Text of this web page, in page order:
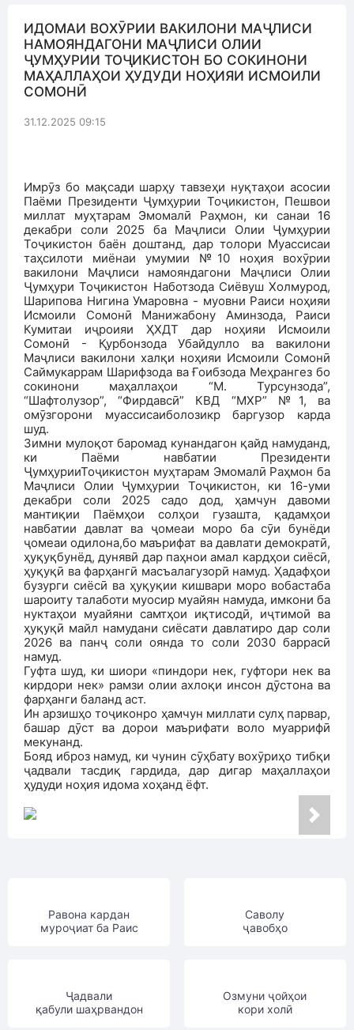
ИДОМАИ ВОХӮРИИ ВАКИЛОНИ МАҶЛИСИ
НАМОЯНДАГОНИ МАҶЛИСИ ОЛИИ
ҶУМҲУРИИ ТОҶИКИСТОН БО СОКИНОНИ
МАҲАЛЛАҲОИ ҲУДУДИ НОҲИЯИ ИСМОИЛИ
СОМОНӢ
31.12.2025 09:15
Имрӯз бо мақсади шарҳу тавзеҳи нуқтаҳои асосии
Паёми Президенти Ҷумҳурии Тоҷикистон, Пешвои
миллат муҳтарам Эмомалӣ Раҳмон, ки санаи 16
декабри соли 2025 ба Маҷлиси Олии Ҷумҳурии
Тоҷикистон баён доштанд, дар толори Муассисаи
таҳсилоти миёнаи умумии №10 ноҳия вохӯрии
вакилони Маҷлиси намояндагони Маҷлиси Олии
Ҷумҳури Тоҷикистон Наботзода Сиёвуш Холмурод,
Шарипова Нигина Умаровна - муовни Раиси ноҳияи
Исмоили Сомонӣ Манижабону Аминзода, Раиси
Кумитаи иҷроияи ҲХДТ дар ноҳияи Исмоили
Сомонӣ - Қурбонзода Убайдулло ва вакилони
Маҷлиси вакилони халқи ноҳияи Исмоили Сомонӣ
Саймукаррам Шарифзода ва Ғоибзода Меҳрангез бо
сокинони маҳаллаҳои “М. Турсунзода”,
“Шафтолузор”, “Фирдавсӣ” КВД “МХР” №1, ва
омӯзгорони муассисаиболозикр баргузор карда
шуд.
Зимни мулоқот баромад кунандагон қайд намуданд,
ки Паёми навбатии Президенти
ҶумҳурииТоҷикистон муҳтарам Эмомалӣ Раҳмон ба
Маҷлиси Олии Ҷумҳурии Тоҷикистон, ки 16-уми
декабри соли 2025 садо дод, ҳамчун давоми
мантиқии Паёмҳои солҳои гузашта, қадамҳои
навбатии давлат ва ҷомеаи моро ба сӯи бунёди
ҷомеаи одилона,бо маърифат ва давлати демократӣ,
ҳуқуқбунёд, дунявӣ дар паҳнои амал кардҳои сиёсӣ,
ҳуқуқӣ ва фарҳангӣ масъалагузорӣ намуд. Ҳадафҳои
бузурги сиёсӣ ва ҳуқуқии кишвари моро вобастаба
шароиту талаботи муосир муайян намуда, имкони ба
нуктаҳои муайяни самтҳои иқтисодӣ, иҷтимоӣ ва
ҳуқуқӣ майл намудани сиёсати давлатиро дар соли
2026 ва панҷ соли оянда то соли 2030 баррасӣ
намуд.
Гуфта шуд, ки шиори «пиндори нек, гуфтори нек ва
кирдори нек» рамзи олии ахлоқи инсон дӯстона ва
фарҳанги баланд аст.
Ин арзишҳо тоҷиконро ҳамчун миллати сулҳ парвар,
башар дӯст ва дорои маърифати воло муаррифӣ
мекунанд.
Бояд иброз намуд, ки чунин сӯҳбату вохӯриҳо тибқи
ҷадвали тасдиқ гардида, дар дигар маҳаллаҳои
ҳудуди ноҳия идома хоҳанд ёфт.
Равона кардан
муроҷиат ба Раис
Саволу
ҷавобҳо
Ҷадвали
қабули шаҳрвандон
Озмуни ҷойҳои
кори холӣ